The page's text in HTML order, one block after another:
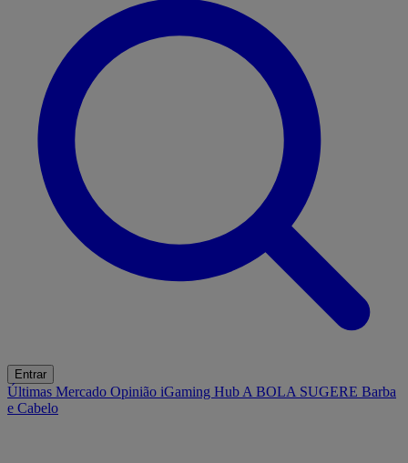
Entrar
Últimas Mercado Opinião iGaming Hub A BOLA SUGERE Barba
e Cabelo